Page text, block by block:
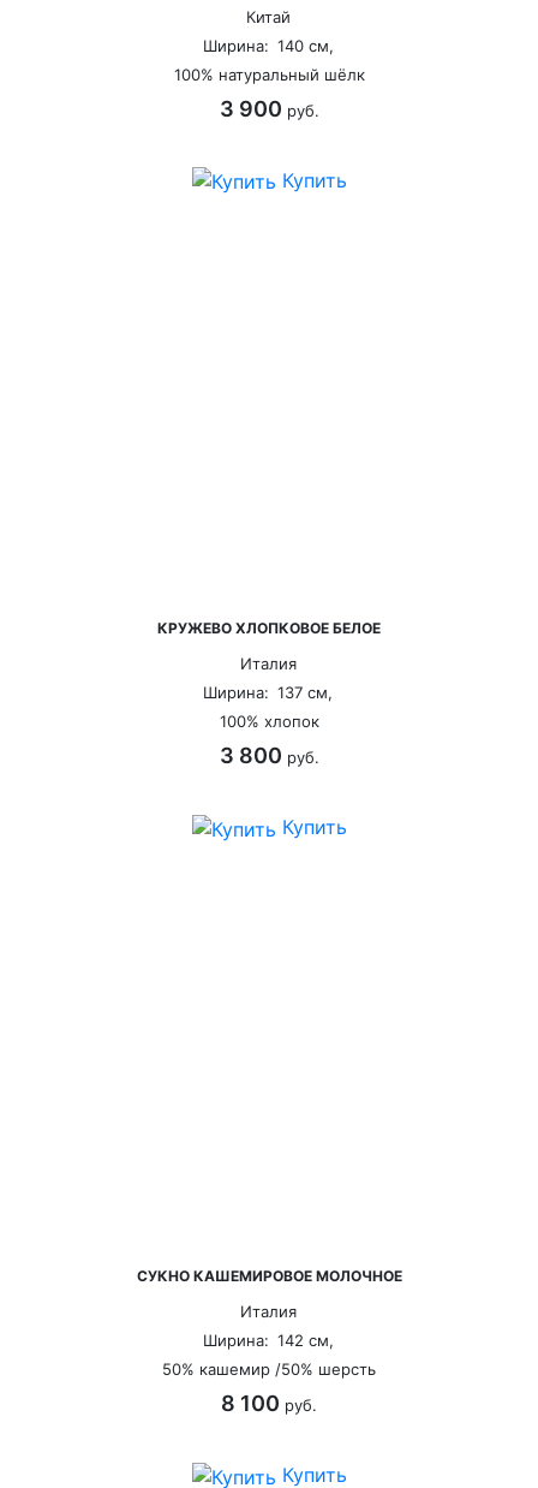
Китай
Ширина: 140 см,
100% натуральный шёлк
3 900руб.
Купить
КРУЖЕВО ХЛОПКОВОЕ БЕЛОЕ
Италия
Ширина: 137 см,
100% хлопок
3 800руб.
Купить
СУКНО КАШЕМИРОВОЕ МОЛОЧНОЕ
Италия
Ширина: 142 см,
50% кашемир /50% шерсть
8 100руб.
Купить